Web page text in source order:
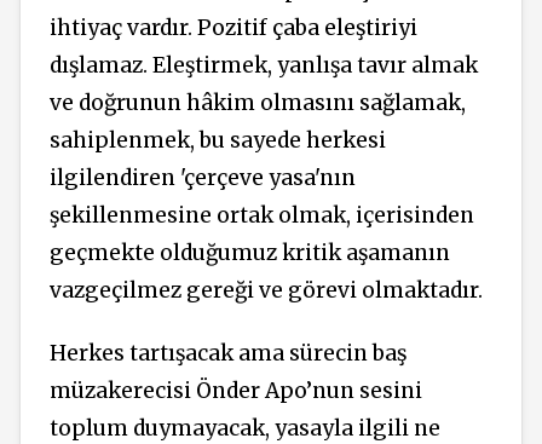
ihtiyaç vardır. Pozitif çaba eleştiriyi
dışlamaz. Eleştirmek, yanlışa tavır almak
ve doğrunun hâkim olmasını sağlamak,
sahiplenmek, bu sayede herkesi
ilgilendiren 'çerçeve yasa'nın
şekillenmesine ortak olmak, içerisinden
geçmekte olduğumuz kritik aşamanın
vazgeçilmez gereği ve görevi olmaktadır.
Herkes tartışacak ama sürecin baş
müzakerecisi Önder Apo’nun sesini
toplum duymayacak, yasayla ilgili ne